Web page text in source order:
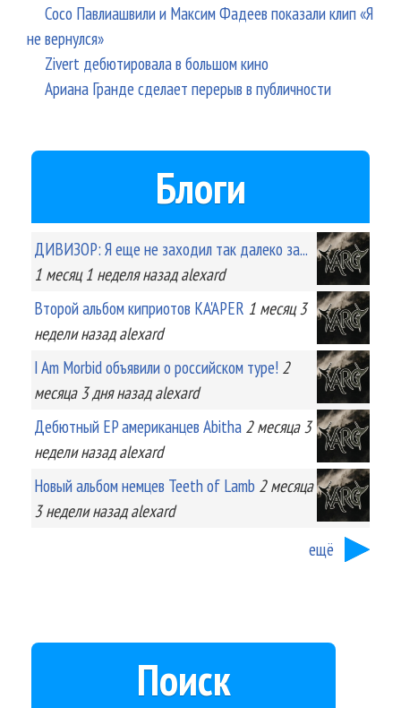
Сосо Павлиашвили и Максим Фадеев показали клип «Я
не вернулся»
Zivert дебютировала в большом кино
Ариана Гранде сделает перерыв в публичности
Блоги
ДИВИЗОР: Я еще не заходил так далеко за...
1 месяц 1 неделяназад alexard
Второй альбом киприотов KA'APER 1 месяц 3
неделиназад alexard
I Am Morbid объявили о российском туре! 2
месяца 3 дняназад alexard
Дебютный EP американцев Abitha 2 месяца 3
неделиназад alexard
Новый альбом немцев Teeth of Lamb 2 месяца
3 неделиназад alexard
ещё
Поиск